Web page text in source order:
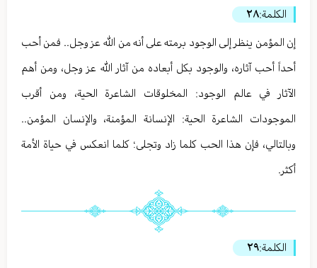
الكلمة:٢٨
إن المؤمن ينظر إلى الوجود برمته على أنه من الله عز وجل.. فمن أحب
أحداً أحب آثاره، والوجود بكل أبعاده من آثار الله عز وجل، ومن أهم
الآثار في عالم الوجود: المخلوقات الشاعرة الحية، ومن أقرب
الموجودات الشاعرة الحية: الإنسانة المؤمنة، والإنسان المؤمن..
وبالتالي، فإن هذا الحب كلما زاد وتجلى؛ كلما انعكس في حياة الأمة
أكثر.
الكلمة:٢٩